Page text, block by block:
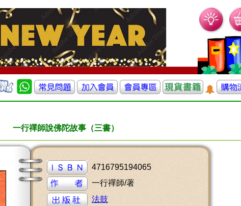
一行禪師說佛陀故事（三書）
4716795194065
一行禪師/著
法鼓